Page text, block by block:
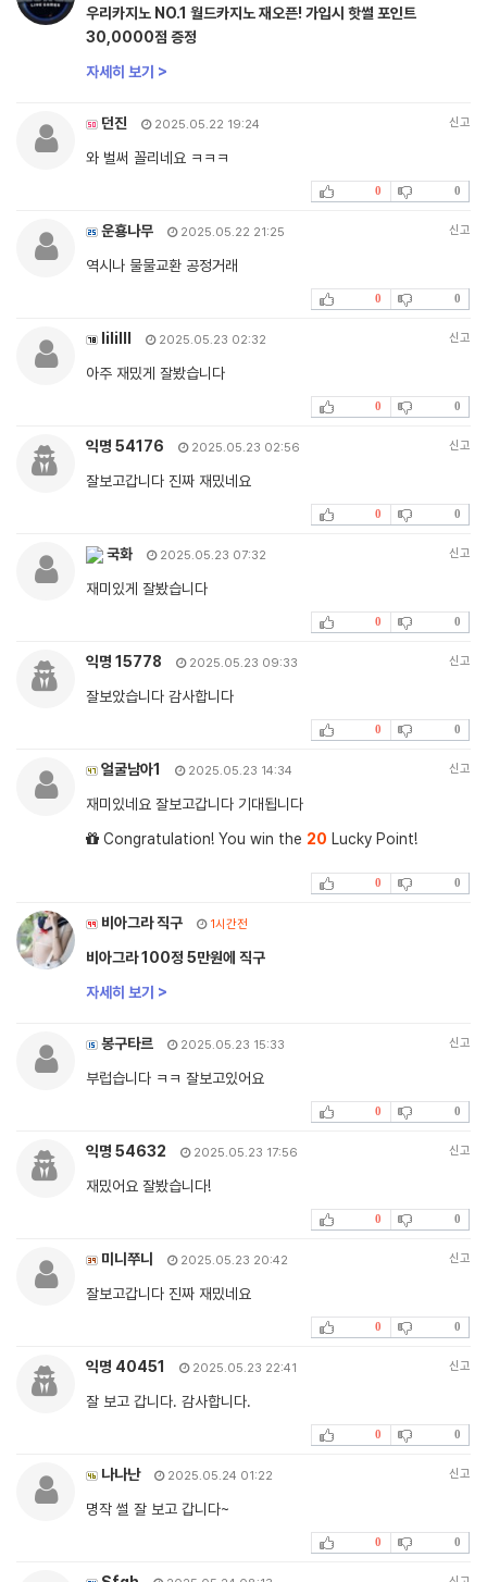
우리카지노 NO.1 월드카지노 재오픈! 가입시 핫썰 포인트
30,0000점 증정
자세히 보기 >
던진 2025.05.22 19:24 신고
와 벌써 꼴리네요 ㅋㅋㅋ
0 0
운횽나무 2025.05.22 21:25 신고
역시나 물물교환 공정거래
0 0
lililll 2025.05.23 02:32 신고
아주 재밌게 잘봤습니다
0 0
익명 54176 2025.05.23 02:56 신고
잘보고갑니다 진짜 재밌네요
0 0
국화 2025.05.23 07:32 신고
재미있게 잘봤습니다
0 0
익명 15778 2025.05.23 09:33 신고
잘보았습니다 감사합니다
0 0
얼굴남아1 2025.05.23 14:34 신고
재미있네요 잘보고갑니다 기대됩니다
Congratulation! You win the 20 Lucky Point!
0 0
비아그라 직구 1시간전
비아그라 100정 5만원에 직구
자세히 보기 >
봉구타르 2025.05.23 15:33 신고
부럽습니다 ㅋㅋ 잘보고있어요
0 0
익명 54632 2025.05.23 17:56 신고
재밌어요 잘봤습니다!
0 0
미니쭈니 2025.05.23 20:42 신고
잘보고갑니다 진짜 재밌네요
0 0
익명 40451 2025.05.23 22:41 신고
잘 보고 갑니다. 감사합니다.
0 0
나나난 2025.05.24 01:22 신고
명작 썰 잘 보고 갑니다~
0 0